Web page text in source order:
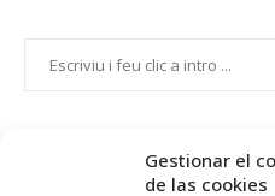
Gestionar el
de las cookies
PROJECTE COFINANÇAT